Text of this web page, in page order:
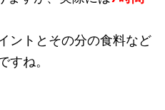
ントとその分の食料など
すね。